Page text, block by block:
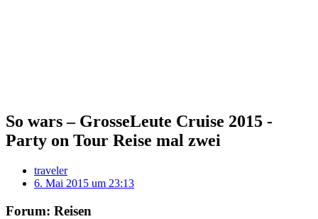
So wars – GrosseLeute Cruise 2015 -
Party on Tour Reise mal zwei
traveler
6. Mai 2015 um 23:13
Forum: Reisen